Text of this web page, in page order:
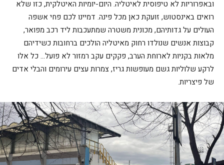
ובאפרוריות לא טיפוסית לאיטליה. היום-יומיות האיטלקית, כזו שלא
רואים באינסטוש, זועקת כאן מכל פינה. דמיינו לכם פחי אשפה
העולים על גדותיהם, מכונית משטרה שמתעכבות ליד רכב מפואר,
קבוצות אנשים שנולדו רחוק מאיטליה הולכים ברחובות כשידיהם
מלאות בקניות לארוחת הערב, פקקים עקב רמזור לא פועל… כל אלו
לרקע שלוליות גשם מעופשות גריז, צמרות עצים עירומים והבלי אדים
של פיצריות.